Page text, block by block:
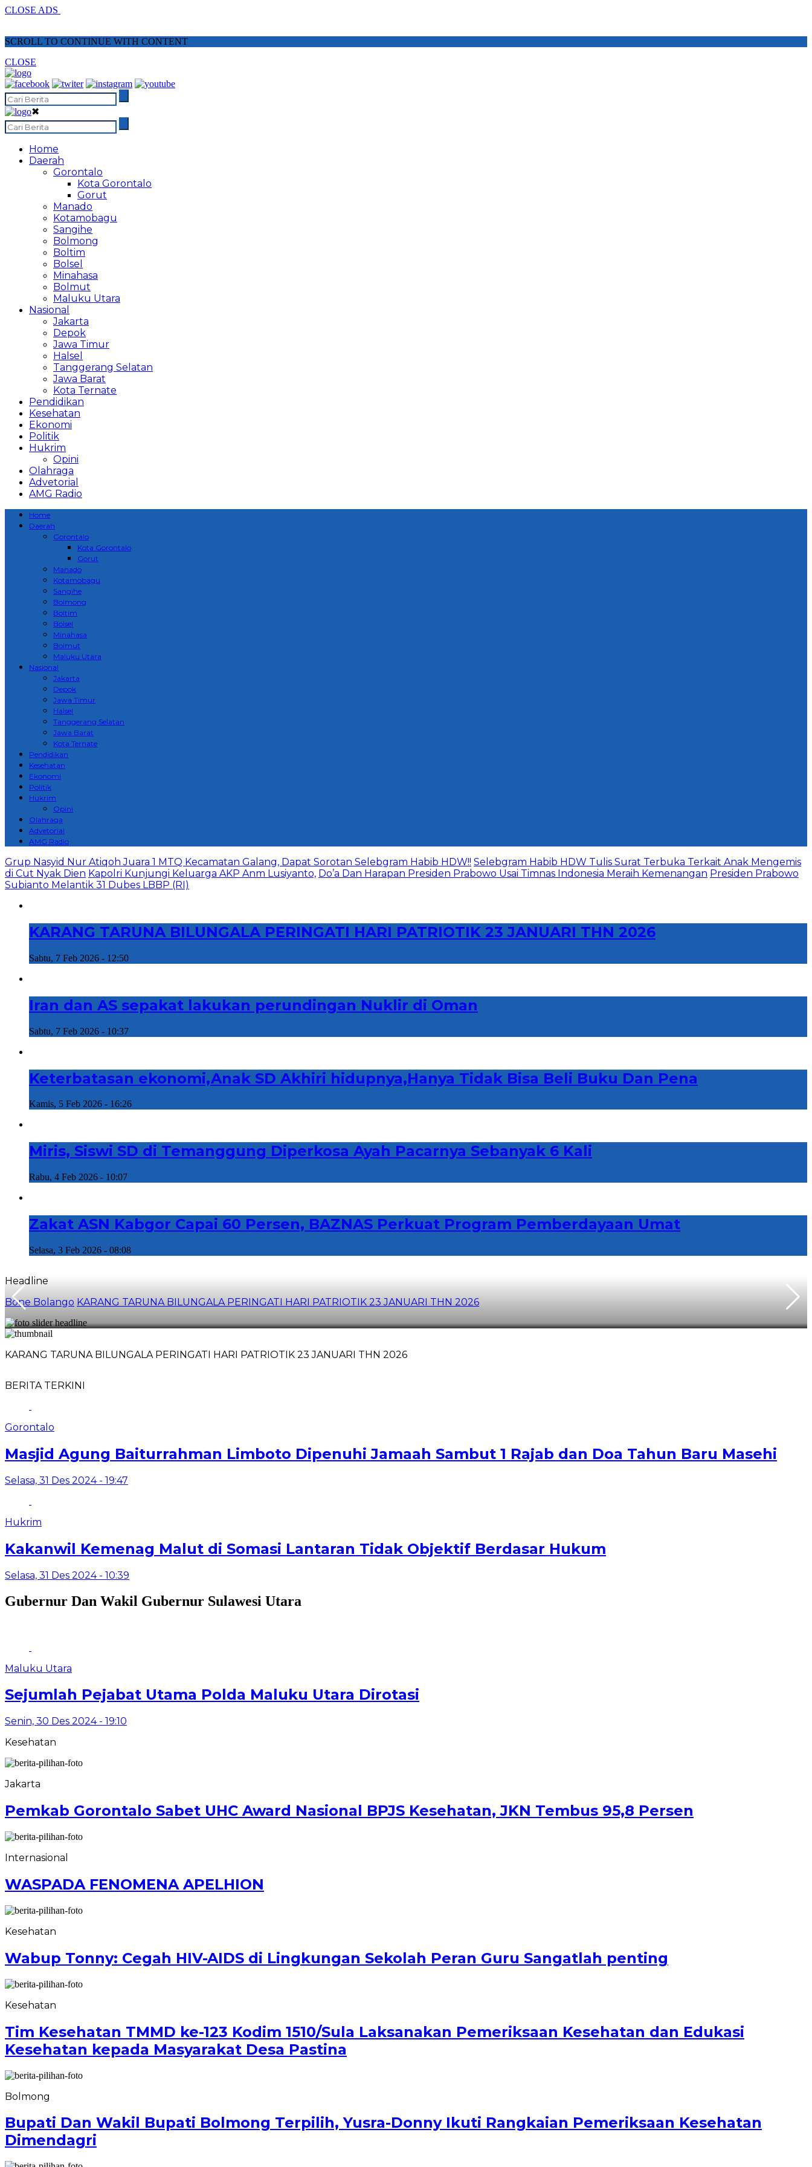
CLOSE ADS
SCROLL TO CONTINUE WITH CONTENT
CLOSE
✖
Home
Daerah
Gorontalo
Kota Gorontalo
Gorut
Manado
Kotamobagu
Sangihe
Bolmong
Boltim
Bolsel
Minahasa
Bolmut
Maluku Utara
Nasional
Jakarta
Depok
Jawa Timur
Halsel
Tanggerang Selatan
Jawa Barat
Kota Ternate
Pendidikan
Kesehatan
Ekonomi
Politik
Hukrim
Opini
Olahraga
Advetorial
AMG Radio
Home
Daerah
Gorontalo
Kota Gorontalo
Gorut
Manado
Kotamobagu
Sangihe
Bolmong
Boltim
Bolsel
Minahasa
Bolmut
Maluku Utara
Nasional
Jakarta
Depok
Jawa Timur
Halsel
Tanggerang Selatan
Jawa Barat
Kota Ternate
Pendidikan
Kesehatan
Ekonomi
Politik
Hukrim
Opini
Olahraga
Advetorial
AMG Radio
Grup Nasyid Nur Atiqoh Juara 1 MTQ Kecamatan Galang, Dapat Sorotan Selebgram Habib HDW!! Selebgram Habib HDW Tulis Surat Terbuka Terkait Anak Mengemis
di Cut Nyak Dien Kapolri Kunjungi Keluarga AKP Anm Lusiyanto, Do’a Dan Harapan Presiden Prabowo Usai Timnas Indonesia Meraih Kemenangan Presiden Prabowo
Subianto Melantik 31 Dubes LBBP (RI)
KARANG TARUNA BILUNGALA PERINGATI HARI PATRIOTIK 23 JANUARI THN 2026
Sabtu, 7 Feb 2026 - 12:50
Iran dan AS sepakat lakukan perundingan Nuklir di Oman
Sabtu, 7 Feb 2026 - 10:37
Keterbatasan ekonomi,Anak SD Akhiri hidupnya,Hanya Tidak Bisa Beli Buku Dan Pena
Kamis, 5 Feb 2026 - 16:26
Miris, Siswi SD di Temanggung Diperkosa Ayah Pacarnya Sebanyak 6 Kali
Rabu, 4 Feb 2026 - 10:07
Zakat ASN Kabgor Capai 60 Persen, BAZNAS Perkuat Program Pemberdayaan Umat
Selasa, 3 Feb 2026 - 08:08
Headline
Bone Bolango KARANG TARUNA BILUNGALA PERINGATI HARI PATRIOTIK 23 JANUARI THN 2026
KARANG TARUNA BILUNGALA PERINGATI HARI PATRIOTIK 23 JANUARI THN 2026
BERITA TERKINI
Gorontalo
Masjid Agung Baiturrahman Limboto Dipenuhi Jamaah Sambut 1 Rajab dan Doa Tahun Baru Masehi
Selasa, 31 Des 2024 - 19:47
Hukrim
Kakanwil Kemenag Malut di Somasi Lantaran Tidak Objektif Berdasar Hukum
Selasa, 31 Des 2024 - 10:39
Gubernur Dan Wakil Gubernur Sulawesi Utara
Maluku Utara
Sejumlah Pejabat Utama Polda Maluku Utara Dirotasi
Senin, 30 Des 2024 - 19:10
Kesehatan
Jakarta
Pemkab Gorontalo Sabet UHC Award Nasional BPJS Kesehatan, JKN Tembus 95,8 Persen
Internasional
WASPADA FENOMENA APELHION
Kesehatan
Wabup Tonny: Cegah HIV-AIDS di Lingkungan Sekolah Peran Guru Sangatlah penting
Kesehatan
Tim Kesehatan TMMD ke-123 Kodim 1510/Sula Laksanakan Pemeriksaan Kesehatan dan Edukasi
Kesehatan kepada Masyarakat Desa Pastina
Bolmong
Bupati Dan Wakil Bupati Bolmong Terpilih, Yusra-Donny Ikuti Rangkaian Pemeriksaan Kesehatan
Dimendagri